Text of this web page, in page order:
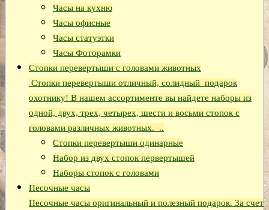
Часы на кухню
Часы офисные
Часы статуэтки
Часы Фоторамки
Стопки перевертыши с головами животных
Стопки перевертыши отличный, солидный подарок
охотнику! В нашем ассортименте вы найдете наборы из
одной, двух, трех, четырех, шести и восьми стопок с
головами различных животных. ..
Стопки перевертыши одинарные
Набор из двух стопок первертышей
Наборы стопок с головами
Песочные часы
Песочные часы оригинальный и полезный подарок. За счет